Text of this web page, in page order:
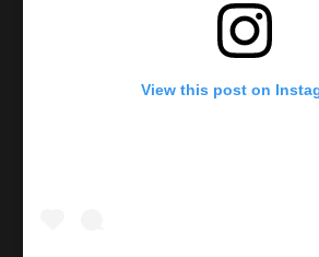
View this post on